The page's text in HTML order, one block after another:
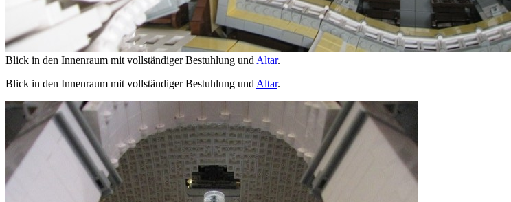
Blick in den Innenraum mit vollständiger Bestuhlung und Altar.
Blick in den Innenraum mit vollständiger Bestuhlung und Altar.